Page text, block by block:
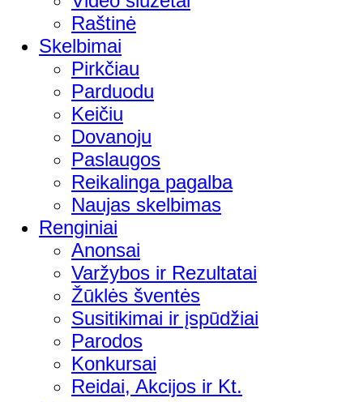
Raštinė
Skelbimai
Pirkčiau
Parduodu
Keičiu
Dovanoju
Paslaugos
Reikalinga pagalba
Naujas skelbimas
Renginiai
Anonsai
Varžybos ir Rezultatai
Žūklės šventės
Susitikimai ir įspūdžiai
Parodos
Konkursai
Reidai, Akcijos ir Kt.